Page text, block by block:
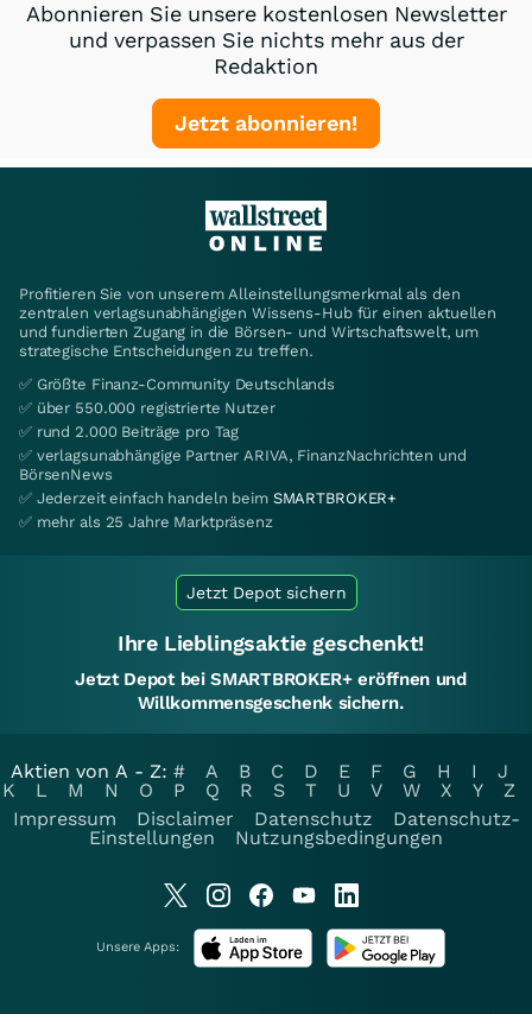
Abonnieren Sie unsere kostenlosen Newsletter
und verpassen Sie nichts mehr aus der
Redaktion
Jetzt abonnieren!
Profitieren Sie von unserem Alleinstellungsmerkmal als den
zentralen verlagsunabhängigen Wissens-Hub für einen aktuellen
und fundierten Zugang in die Börsen- und Wirtschaftswelt, um
strategische Entscheidungen zu treffen.
✅ Größte Finanz-Community Deutschlands
✅ über 550.000 registrierte Nutzer
✅ rund 2.000 Beiträge pro Tag
✅ verlagsunabhängige Partner ARIVA, FinanzNachrichten und
BörsenNews
✅ Jederzeit einfach handeln beim SMARTBROKER+
✅ mehr als 25 Jahre Marktpräsenz
Jetzt Depot sichern
Ihre Lieblingsaktie geschenkt!
Jetzt Depot bei SMARTBROKER+ eröffnen und
Willkommensgeschenk sichern.
Aktien von A - Z: # A B C D E F G H I
J
K
L M N O P Q R S T U V W X Y
Z
Impressum
Disclaimer Datenschutz
Datenschutz-
Einstellungen
Nutzungsbedingungen
Unsere Apps: